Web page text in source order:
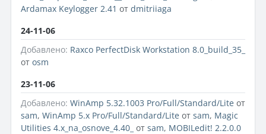
Ardamax Keylogger 2.41 от dmitriiaga
24-11-06
Добавлено: Raxco PerfectDisk Workstation 8.0_build_35_
от osm
23-11-06
Добавлено: WinAmp 5.32.1003 Pro/Full/Standard/Lite от
sam, WinAmp 5.x Pro/Full/Standard/Lite от sam, Magic
Utilities 4.x_na_osnove_4.40_ от sam, MOBILedit! 2.2.0.0